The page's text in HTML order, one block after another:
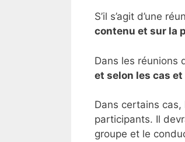
S’il s’agit d’une
contenu et sur la
Dans les réunions
et selon les cas
Dans certains
participants. Il
groupe et le